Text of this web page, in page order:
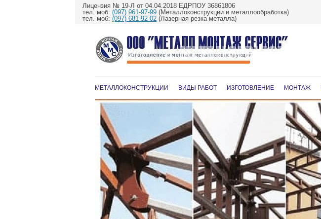
Лицензия № 19-Л от 04.04.2018 ЕДРПОУ 36861806
тел. моб: (097) 961-97-99 (Металлоконструкции и металлообработка)
тел. моб: (097) 681-92-02 (Лазерная резка металла)
МЕТАЛЛОКОНСТРУКЦИИ ВИДЫ РАБОТ ИЗГОТОВЛЕНИЕ МОНТАЖ